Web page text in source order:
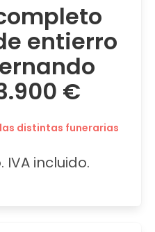
entierro
€
distintas funerarias
IVA incluido.